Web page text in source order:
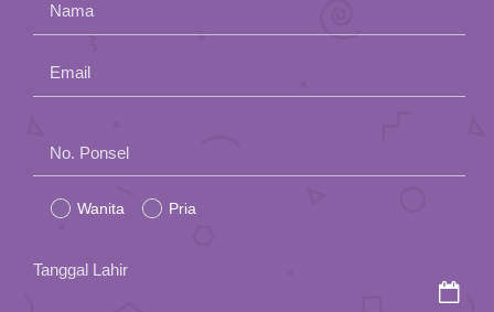
Nama
Email
leave
this
No. Ponsel
Wanita Pria
Tanggal Lahir